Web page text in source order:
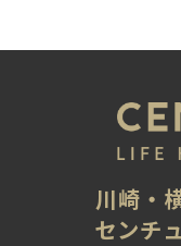
川崎・
センチ